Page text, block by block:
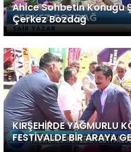
Ahice Sohbetin Konuğu
Çerkez Bozdağ
KIRŞEHİRDE YAĞMURLU
FESTİVALDE BİR ARAYA